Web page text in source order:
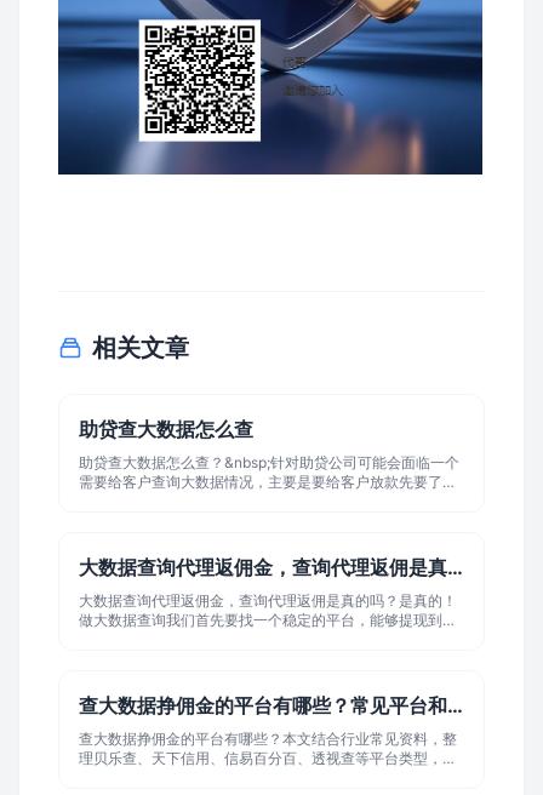
相关文章
助贷查大数据怎么查
助贷查大数据怎么查？&nbsp;针对助贷公司可能会面临一个
需要给客户查询大数据情况，主要是要给客户放款先要了解
款申请时，会查看很多方面的信息。比如，他们会看你的信
用记录，有没有逾期还款的情况;你用信用卡的情况也会被考
虑在内。他们还会看你有没有在其他网贷平台借钱，以及你
是否按时还钱。 另外，他们可能会看看你的手机账单、
大数据查询代理返佣金，查询代理返佣是真的...
大数据查询代理返佣金，查询代理返佣是真的吗？是真的！
做大数据查询我们首先要找一个稳定的平台，能够提现到账
查大数据挣佣金的平台有哪些？常见平台和代...
查大数据挣佣金的平台有哪些？本文结合行业常见资料，整
理贝乐查、天下信用、信易百分百、透视查等平台类型，并